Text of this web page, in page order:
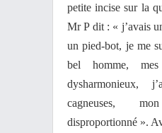
petite incise sur la
Mr P dit : « j’avais
un pied-bot, je me
bel homme,
dysharmonieux,
cagneuses,
disproportionné ».